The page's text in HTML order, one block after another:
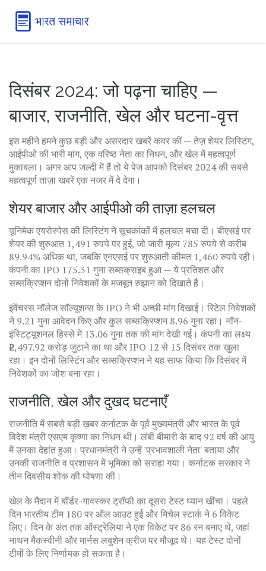
दिसंबर 2024: जो पढ़ना चाहिए —
बाजार, राजनीति, खेल और घटना-वृत्त
इस महीने हमने कुछ बड़ी और असरदार खबरें कवर कीं — तेज़ शेयर लिस्टिंग,
आईपीओ की भारी मांग, एक वरिष्ठ नेता का निधन, और खेल में महत्वपूर्ण
मुकाबला। अगर आप जल्दी में हैं तो ये पेज आपको दिसंबर 2024 की सबसे
महत्वपूर्ण ताज़ा खबरें एक नजर में दे देगा।
शेयर बाजार और आईपीओ की ताज़ा हलचल
यूनिमेक एयरोस्पेस की लिस्टिंग ने सूचकांकों में हलचल मचा दी। बीएसई पर
शेयर की शुरुआत 1,491 रुपये पर हुई, जो जारी मूल्य 785 रुपये से करीब
89.94% अधिक था, जबकि एनएसई पर शुरुआती कीमत 1,460 रुपये रही।
कंपनी का IPO 175.31 गुना सब्सक्राइब हुआ — ये प्रतिशत और
सब्सक्रिप्शन दोनों निवेशकों के मजबूत रुझान को दिखाते हैं।
इंवेंचरस नॉलेज सॉल्यूशन्स के IPO ने भी अच्छी मांग दिखाई। रिटेल निवेशकों
ने 9.21 गुना आवेदन किए और कुल सब्सक्रिप्शन 8.96 गुना रहा। नॉन-
इंस्टिट्यूशनल हिस्से में 13.06 गुना तक की मांग देखी गई। कंपनी का लक्ष्य
₹2,497.92 करोड़ जुटाने का था और IPO 12 से 15 दिसंबर तक खुला
रहा। इन दोनों लिस्टिंग और सब्सक्रिप्शन ने यह साफ किया कि दिसंबर में
निवेशकों का जोश बना रहा।
राजनीति, खेल और दुखद घटनाएँ
राजनीति में सबसे बड़ी ख़बर कर्नाटक के पूर्व मुख्यमंत्री और भारत के पूर्व
विदेश मंत्री एसएम कृष्णा का निधन थी। लंबी बीमारी के बाद 92 वर्ष की आयु
में उनका देहांत हुआ। प्रधानमंत्री ने उन्हें 'प्रभावशाली नेता' बताया और
उनकी राजनीति व प्रशासन में भूमिका को सराहा गया। कर्नाटक सरकार ने
तीन दिवसीय शोक की घोषणा की।
खेल के मैदान में बॉर्डर-गावस्कर ट्रॉफी का दूसरा टेस्ट ध्यान खींचा। पहले
दिन भारतीय टीम 180 पर ऑल आउट हुई और मिचेल स्टार्क ने 6 विकेट
लिए। दिन के अंत तक ऑस्ट्रेलिया ने एक विकेट पर 86 रन बनाए थे, जहां
नाथन मैकस्वीनी और मार्नस लबुशेन क्रीज पर मौजूद थे। यह टेस्ट दोनों
टीमों के लिए निर्णायक हो सकता है।